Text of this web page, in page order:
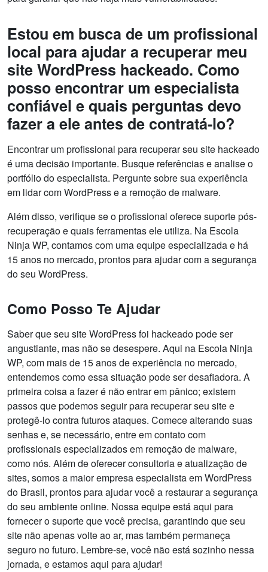
Estou em busca de um profissional
local para ajudar a recuperar meu
site WordPress hackeado. Como
posso encontrar um especialista
confiável e quais perguntas devo
fazer a ele antes de contratá-lo?
Encontrar um profissional para recuperar seu site hackeado
é uma decisão importante. Busque referências e analise o
portfólio do especialista. Pergunte sobre sua experiência
em lidar com WordPress e a remoção de malware.
Além disso, verifique se o profissional oferece suporte pós-
recuperação e quais ferramentas ele utiliza. Na Escola
Ninja WP, contamos com uma equipe especializada e há
15 anos no mercado, prontos para ajudar com a segurança
do seu WordPress.
Como Posso Te Ajudar
Saber que seu site WordPress foi hackeado pode ser
angustiante, mas não se desespere. Aqui na Escola Ninja
WP, com mais de 15 anos de experiência no mercado,
entendemos como essa situação pode ser desafiadora. A
primeira coisa a fazer é não entrar em pânico; existem
passos que podemos seguir para recuperar seu site e
protegê-lo contra futuros ataques. Comece alterando suas
senhas e, se necessário, entre em contato com
profissionais especializados em remoção de malware,
como nós. Além de oferecer consultoria e atualização de
sites, somos a maior empresa especialista em WordPress
do Brasil, prontos para ajudar você a restaurar a segurança
do seu ambiente online. Nossa equipe está aqui para
fornecer o suporte que você precisa, garantindo que seu
site não apenas volte ao ar, mas também permaneça
seguro no futuro. Lembre-se, você não está sozinho nessa
jornada, e estamos aqui para ajudar!